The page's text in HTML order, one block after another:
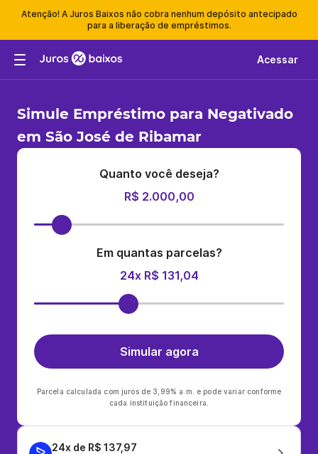
Atenção! A Juros Baixos não cobra nenhum depósito antecipado
para a liberação de empréstimos.
Acessar
Simule Empréstimo para Negativado
em São José de Ribamar
Quanto você deseja?
R$ 2.000,00
Em quantas parcelas?
24x R$ 131,04
Simular agora
Parcela calculada com juros de 3,99% a.m. e pode variar conforme
cada instituição financeira.
24x de R$ 137,97